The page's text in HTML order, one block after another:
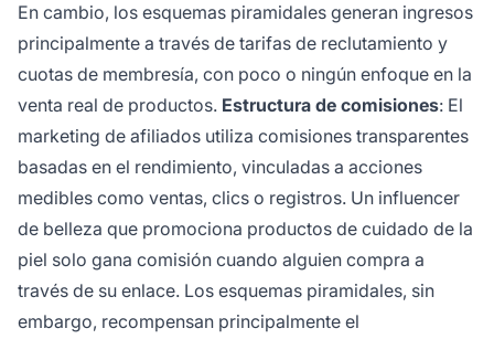
En cambio, los esquemas piramidales generan ingresos
principalmente a través de tarifas de reclutamiento y
cuotas de membresía, con poco o ningún enfoque en la
venta real de productos. Estructura de comisiones: El
marketing de afiliados utiliza comisiones transparentes
basadas en el rendimiento, vinculadas a acciones
medibles como ventas, clics o registros. Un influencer
de belleza que promociona productos de cuidado de la
piel solo gana comisión cuando alguien compra a
través de su enlace. Los esquemas piramidales, sin
embargo, recompensan principalmente el